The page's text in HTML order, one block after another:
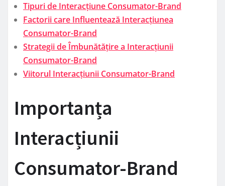
Tipuri de Interacțiune Consumator-Brand
Factorii care Influentează Interacțiunea
Consumator-Brand
Strategii de Îmbunătățire a Interacțiunii
Consumator-Brand
Viitorul Interacțiunii Consumator-Brand
Importanța
Interacțiunii
Consumator-Brand